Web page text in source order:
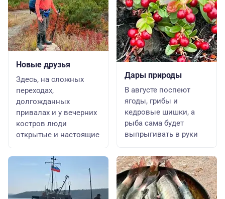
Новые друзья
Здесь, на сложных
переходах,
долгожданных
привалах и у вечерних
костров люди
открытые и настоящие
Дары природы
В августе поспеют
ягоды, грибы и
кедровые шишки, а
рыба сама будет
выпрыгивать в руки